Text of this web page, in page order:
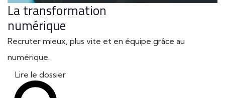
La transformation
numérique
Recruter mieux, plus vite et en équipe grâce au
numérique.
Lire le dossier